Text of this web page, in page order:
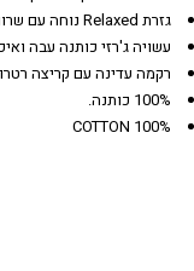
גזרת Relaxed נוחה עם שרוולים קצרים וצווארון עגול.
עשויה ג'רזי כותנה עבה
רקמה עדינה עם קריצה
100% כותנה.
100% COTTON